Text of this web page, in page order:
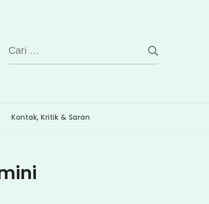
Cari
untuk:
Kontak, Kritik & Saran